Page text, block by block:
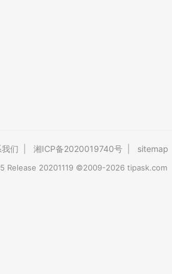
们 湘ICP备2020019740号 sitemap
Release 20201119 ©2009-2026 tipask.com